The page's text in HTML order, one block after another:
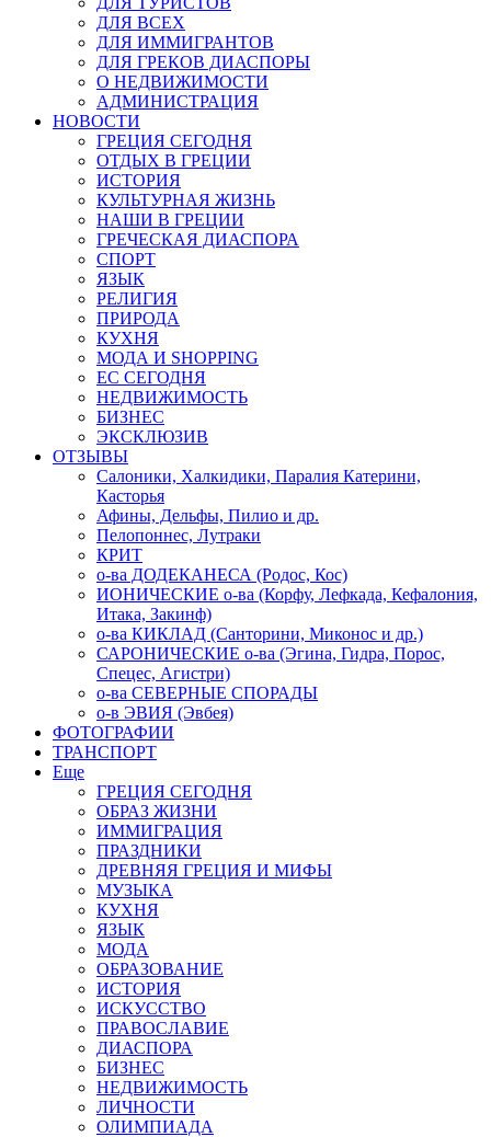
ДЛЯ ВСЕХ
ДЛЯ ИММИГРАНТОВ
ДЛЯ ГРЕКОВ ДИАСПОРЫ
О НЕДВИЖИМОСТИ
АДМИНИСТРАЦИЯ
НОВОСТИ
ГРЕЦИЯ СЕГОДНЯ
ОТДЫХ В ГРЕЦИИ
ИСТОРИЯ
КУЛЬТУРНАЯ ЖИЗНЬ
НАШИ В ГРЕЦИИ
ГРЕЧЕСКАЯ ДИАСПОРА
СПОРТ
ЯЗЫК
РЕЛИГИЯ
ПРИРОДА
КУХНЯ
МОДА И SHOPPING
ЕС СЕГОДНЯ
НЕДВИЖИМОСТЬ
БИЗНЕС
ЭКСКЛЮЗИВ
ОТЗЫВЫ
Салоники, Халкидики, Паралия Катерини,
Касторья
Афины, Дельфы, Пилио и др.
Пелопоннес, Лутраки
КРИТ
о-ва ДОДЕКАНЕСА (Родос, Кос)
ИОНИЧЕСКИЕ о-ва (Корфу, Лефкада, Кефалония,
Итака, Закинф)
о-ва КИКЛАД (Санторини, Миконос и др.)
САРОНИЧЕСКИЕ о-ва (Эгина, Гидра, Порос,
Спецес, Агистри)
о-ва СЕВЕРНЫЕ СПОРАДЫ
о-в ЭВИЯ (Эвбея)
ФОТОГРАФИИ
ТРАНСПОРТ
Еще
ГРЕЦИЯ СЕГОДНЯ
ОБРАЗ ЖИЗНИ
ИММИГРАЦИЯ
ПРАЗДНИКИ
ДРЕВНЯЯ ГРЕЦИЯ И МИФЫ
МУЗЫКА
КУХНЯ
ЯЗЫК
МОДА
ОБРАЗОВАНИЕ
ИСТОРИЯ
ИСКУССТВО
ПРАВОСЛАВИЕ
ДИАСПОРА
БИЗНЕС
НЕДВИЖИМОСТЬ
ЛИЧНОСТИ
ОЛИМПИАДА